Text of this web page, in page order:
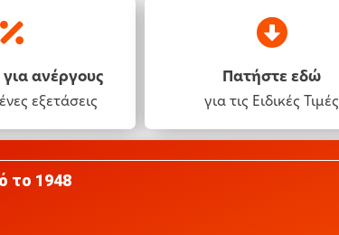
ανέργους
εξετάσεις
Πατήστε εδώ
για τις Ειδικές Τιμές
το 1948